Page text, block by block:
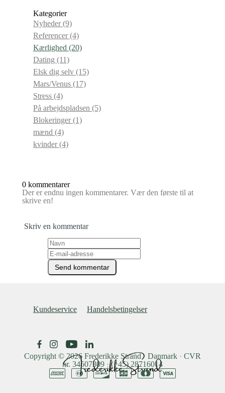
Kategorier
Nyheder(9)
Referencer(4)
Kærlighed (20)
Dating (11)
Elsk dig selv (15)
Mars/Venus (17)
Stress (4)
På arbejdspladsen (5)
Blokeringer(1)
mænd (4)
kvinder(4)
0 kommentarer
Der er endnu ingen kommentarer. Vær den første til at
skrive en!
Skriv en kommentar
Kundeservice Handelsbetingelser
Copyright © 2026 Frederikke Strand· Danmark · CVR
nr. 34507309 ·(+45) 28716014